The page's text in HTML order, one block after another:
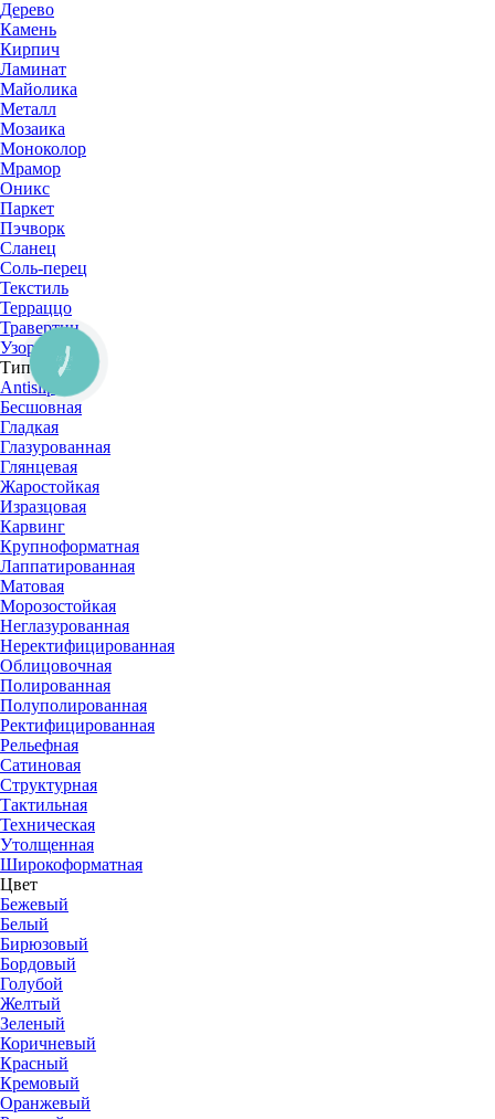
Дерево
Камень
Кирпич
Ламинат
Майолика
Металл
Мозаика
Моноколор
Мрамор
Оникс
Паркет
Пэчворк
Сланец
Соль-перец
Текстиль
Терраццо
Травертин
Узор
Тип
Antislip
Бесшовная
Гладкая
Глазурованная
Глянцевая
Жаростойкая
Изразцовая
Карвинг
Крупноформатная
Лаппатированная
Матовая
Морозостойкая
Неглазурованная
Неректифицированная
Облицовочная
Полированная
Полуполированная
Ректифицированная
Рельефная
Сатиновая
Структурная
Тактильная
Техническая
Утолщенная
Широкоформатная
Цвет
Бежевый
Белый
Бирюзовый
Бордовый
Голубой
Желтый
Зеленый
Коричневый
Красный
Кремовый
Оранжевый